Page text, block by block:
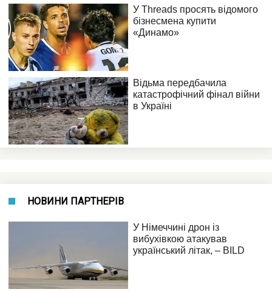
НОВИНИ ПАРТНЕРІВ